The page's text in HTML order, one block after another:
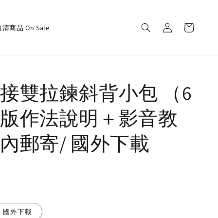
清商品 On Sale
雙拉鍊斜背小包 （6
作法說明＋影音教
郵寄/ 國外下載
國外下載